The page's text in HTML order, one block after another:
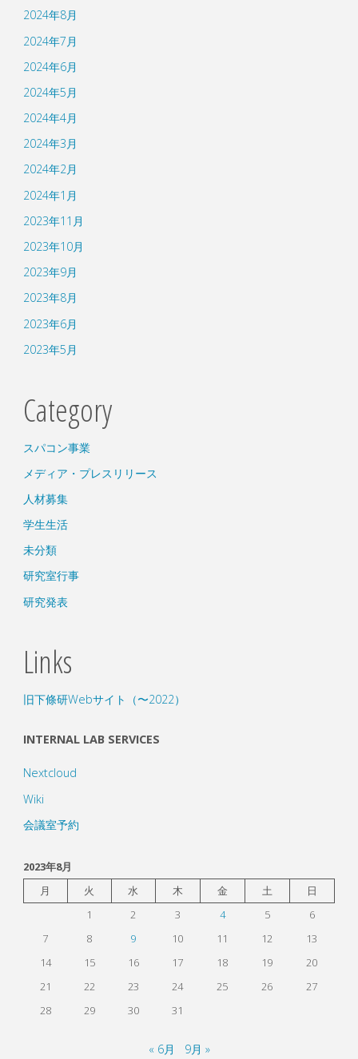
2024年8月
2024年7月
2024年6月
2024年5月
2024年4月
2024年3月
2024年2月
2024年1月
2023年11月
2023年10月
2023年9月
2023年8月
2023年6月
2023年5月
Category
スパコン事業
メディア・プレスリリース
人材募集
学生生活
未分類
研究室行事
研究発表
Links
旧下條研Webサイト（〜2022）
INTERNAL LAB SERVICES
Nextcloud
Wiki
会議室予約
2023年8月
月
火 水 木 金 土
日
1
2 3 4 5
6
7
8 9 10 11 12
13
14
15 16 17 18 19
20
21
22 23 24 25 26
27
28
29 30 31
« 6月 9月 »